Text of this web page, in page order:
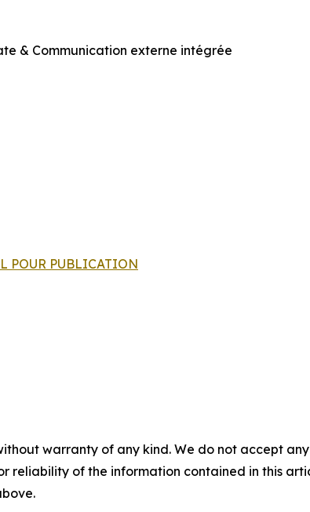
& Communication externe intégrée
POUR PUBLICATION
warranty of any kind. We do not accept
reliability of the information contained in this